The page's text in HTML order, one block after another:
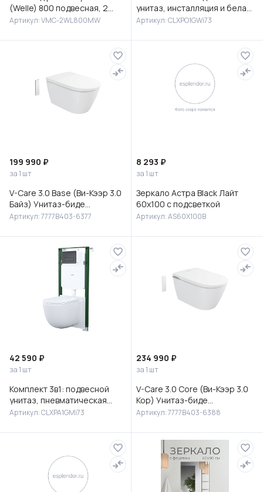
(Welle) 800 подвесная, 2
выкатных ящика микролифт,
Артикул: VMC-2WL800MW
унитаз, инсталляция и белая
клавиша смыва, Клауд Икс
Артикул: CLXPO1GWi73
199 990 ₽
за 1 шт
V-Care 3.0 Base (Ви-Кээр 3.0
Байз) Унитаз-биде
подвесной, 7777B403-6377
Артикул: 7777B403-6377
8 293 ₽
за 1 шт
Зеркало Астра Black Лайт
60х100 с подсветкой
Артикул: AS60X100B
42 590 ₽
за 1 шт
Комплект 3в1: подвесной
унитаз, пневматическая
инсталляция и клавиша
IDD
Артикул: CLXPA1GMi73
234 990 ₽
за 1 шт
V-Care 3.0 Core (Ви-Кээр 3.0
Кор) Унитаз-биде
подвесной, 7777B403-6388
Артикул: 7777B403-6388